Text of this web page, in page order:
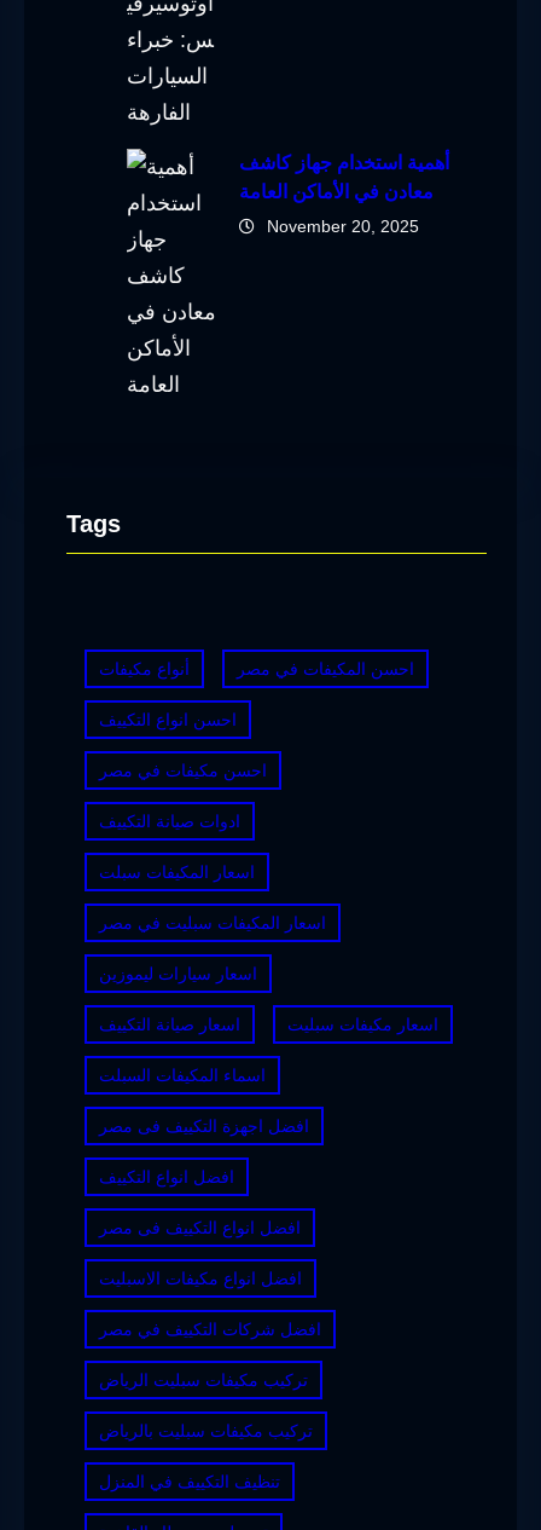
أهمية استخدام جهاز كاشف
معادن في الأماكن العامة
November 20, 2025
Tags
أنواع مكيفات احسن المكيفات في مصر
احسن انواع التكييف
احسن مكيفات في مصر
ادوات صيانة التكييف
اسعار المكيفات سبلت
اسعار المكيفات سبليت في مصر
اسعار سيارات ليموزين
اسعار صيانة التكييف اسعار مكيفات سبليت
اسماء المكيفات السبلت
افضل اجهزة التكييف فى مصر
افضل انواع التكييف
افضل انواع التكييف فى مصر
افضل انواع مكيفات الاسبليت
افضل شركات التكييف في مصر
تركيب مكيفات سبليت الرياض
تركيب مكيفات سبليت بالرياض
تنظيف التكييف في المنزل